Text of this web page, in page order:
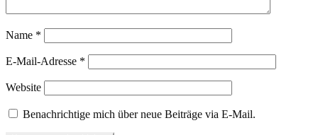
Name *
E-Mail-Adresse *
Website
Benachrichtige mich über neue Beiträge via E-Mail.